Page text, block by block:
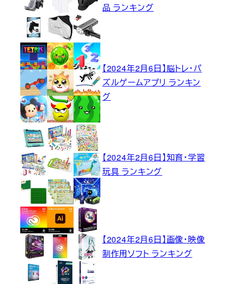
品 ランキング
【2024年2月6日】脳トレ・パ
ズルゲームアプリ ランキン
グ
【2024年2月6日】知育・学習
玩具 ランキング
【2024年2月6日】画像・映像
制作用ソフト ランキング